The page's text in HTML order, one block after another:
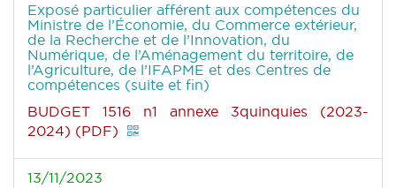
Exposé particulier afférent aux compétences du
Ministre de l’Économie, du Commerce extérieur,
de la Recherche et de l’Innovation, du
Numérique, de l’Aménagement du territoire, de
l’Agriculture, de l’IFAPME et des Centres de
compétences (suite et fin)
BUDGET 1516 n1 annexe 3quinquies (2023-
2024) (PDF)
13/11/2023